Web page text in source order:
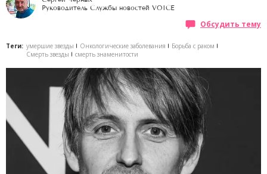
Руководитель Службы новостей VOICE
Обсудить тему
Теги: умершие звезды Онкологические заболевания
Борьба с раком
Смерть звезды
смерть знаменитости